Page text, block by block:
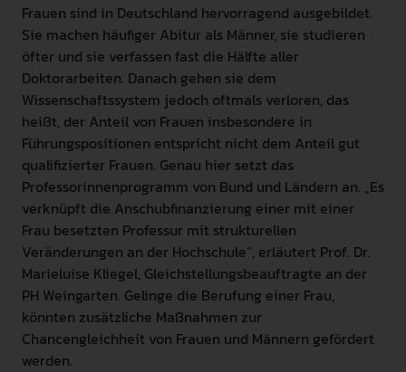
Frauen sind in Deutschland hervorragend ausgebildet.
Sie machen häufiger Abitur als Männer, sie studieren
öfter und sie verfassen fast die Hälfte aller
Doktorarbeiten. Danach gehen sie dem
Wissenschaftssystem jedoch oftmals verloren, das
heißt, der Anteil von Frauen insbesondere in
Führungspositionen entspricht nicht dem Anteil gut
qualifizierter Frauen. Genau hier setzt das
Professorinnenprogramm von Bund und Ländern an. „Es
verknüpft die Anschubfinanzierung einer mit einer
Frau besetzten Professur mit strukturellen
Veränderungen an der Hochschule“, erläutert Prof. Dr.
Marieluise Kliegel, Gleichstellungsbeauftragte an der
PH Weingarten. Gelinge die Berufung einer Frau,
könnten zusätzliche Maßnahmen zur
Chancengleichheit von Frauen und Männern gefördert
werden.